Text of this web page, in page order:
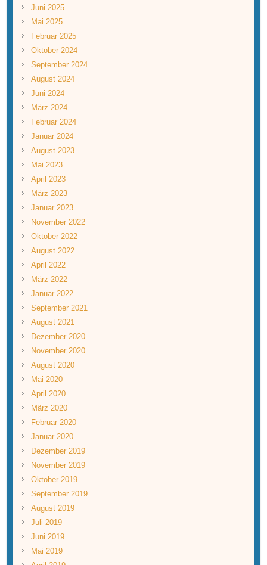
Juni 2025
Mai 2025
Februar 2025
Oktober 2024
September 2024
August 2024
Juni 2024
März 2024
Februar 2024
Januar 2024
August 2023
Mai 2023
April 2023
März 2023
Januar 2023
November 2022
Oktober 2022
August 2022
April 2022
März 2022
Januar 2022
September 2021
August 2021
Dezember 2020
November 2020
August 2020
Mai 2020
April 2020
März 2020
Februar 2020
Januar 2020
Dezember 2019
November 2019
Oktober 2019
September 2019
August 2019
Juli 2019
Juni 2019
Mai 2019